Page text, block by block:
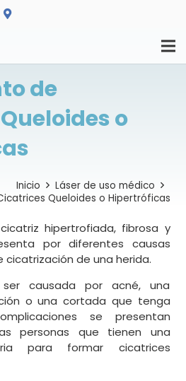
de
o
Inicio
Láser de uso médico
Queloides o Hipertróficas
hipertrofiada, fibrosa y
por diferentes causas
de una herida.
causada por acné, una
o una cortada que tenga
se presentan
personas que tienen una
para formar cicatrices